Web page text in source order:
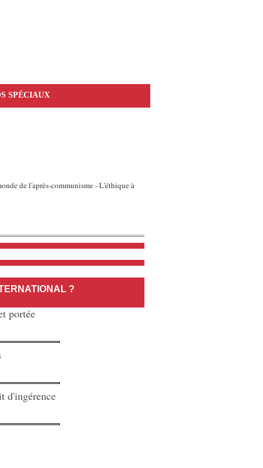
SPÉCIAUX
de l'après-communisme - L'éthique à
?
portée
d'ingérence